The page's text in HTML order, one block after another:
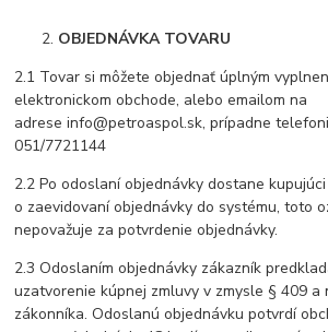
OBJEDNÁVKA TOVARU
2.1 Tovar si môžete objednať úplným
elektronickom obchode, alebo emailom na
adrese info@petroaspol.sk, prípadne
051/7721144
2.2 Po odoslaní objednávky dostane
o zaevidovaní objednávky do systému, toto
nepovažuje za potvrdenie objednávky.
2.3 Odoslaním objednávky zákazník
uzatvorenie kúpnej zmluvy v zmysle § 409 a
zákonníka. Odoslanú objednávku potvrdí